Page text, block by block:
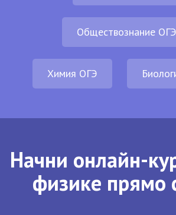
Обществознание ОГЭ
Химия ОГЭ
Начни онлайн-
физике прямо